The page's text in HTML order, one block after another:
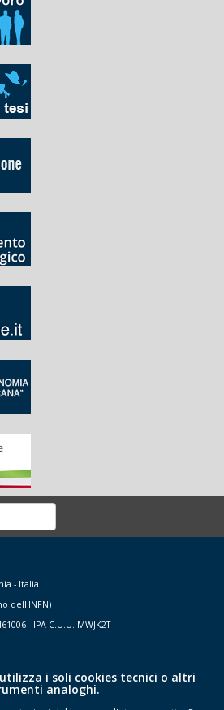
- Italia
dell'INFN)
- IPA C.U.U. MWJK2T
i soli cookies tecnici o altri
analoghi.